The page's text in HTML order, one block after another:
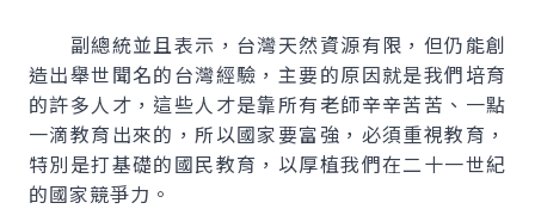
副總統並且表示，台灣天然資源有限，但仍能創
造出舉世聞名的台灣經驗，主要的原因就是我們培育
的許多人才，這些人才是靠所有老師辛辛苦苦、一點
一滴教育出來的，所以國家要富強，必須重視教育，
特別是打基礎的國民教育，以厚植我們在二十一世紀
的國家競爭力。